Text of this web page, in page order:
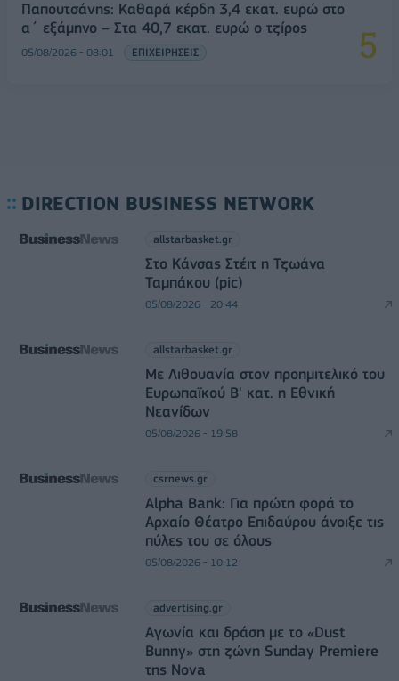
Παπουτσάνης: Καθαρά κέρδη 3,4 εκατ. ευρώ στο
α΄ εξάμηνο – Στα 40,7 εκατ. ευρώ ο τζίρος
05/08/2026 - 08:01 ΕΠΙΧΕΙΡΗΣΕΙΣ
DIRECTION BUSINESS NETWORK
allstarbasket.gr
Στο Κάνσας Στέιτ η Τζωάνα
Ταμπάκου (pic)
05/08/2026 - 20:44
allstarbasket.gr
Με Λιθουανία στον προημιτελικό του
Ευρωπαϊκού Β' κατ. η Εθνική
Νεανίδων
05/08/2026 - 19:58
csrnews.gr
Alpha Bank: Για πρώτη φορά το
Αρχαίο Θέατρο Επιδαύρου άνοιξε τις
πύλες του σε όλους
05/08/2026 - 10:12
advertising.gr
Αγωνία και δράση με το «Dust
Bunny» στη ζώνη Sunday Premiere
της Nova